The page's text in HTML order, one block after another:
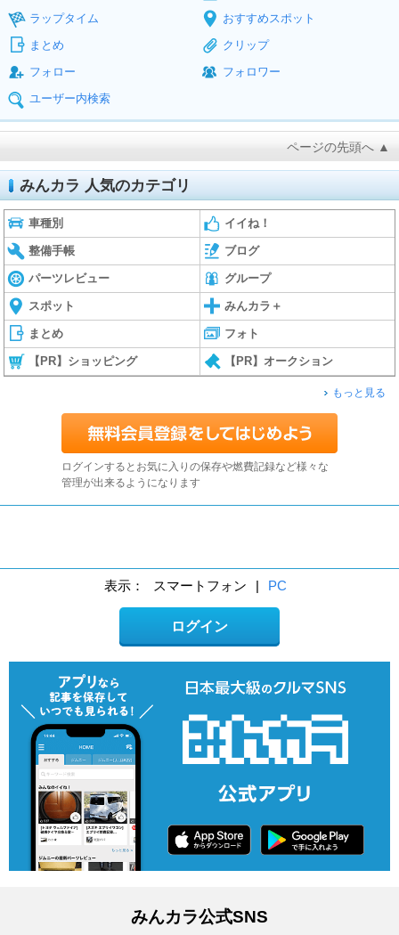
ラップタイム
おすすめスポット
まとめ
クリップ
フォロー
フォロワー
ユーザー内検索
ページの先頭へ ▲
みんカラ 人気のカテゴリ
車種別 イイね！
整備手帳 ブログ
パーツレビュー グループ
スポット みんカラ＋
まとめ フォト
【PR】ショッピング 【PR】オークション
もっと見る
ログインするとお気に入りの保存や燃費記録など様々な
管理が出来るようになります
表示： スマートフォン | PC
ログイン
みんカラ公式SNS